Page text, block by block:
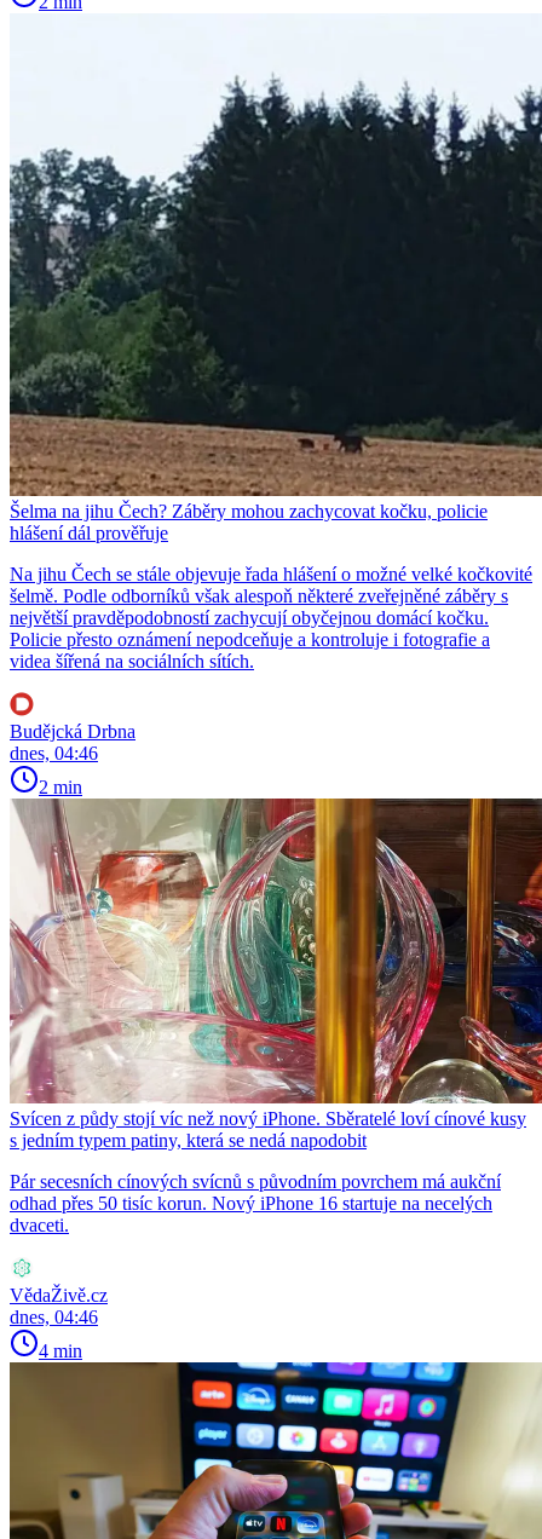
Šelma na jihu Čech? Záběry mohou zachycovat kočku, policie
hlášení dál prověřuje
Na jihu Čech se stále objevuje řada hlášení o možné velké kočkovité
šelmě. Podle odborníků však alespoň některé zveřejněné záběry s
největší pravděpodobností zachycují obyčejnou domácí kočku.
Policie přesto oznámení nepodceňuje a kontroluje i fotografie a
videa šířená na sociálních sítích.
Budějcká Drbna
dnes, 04:46
2 min
Svícen z půdy stojí víc než nový iPhone. Sběratelé loví cínové kusy
s jedním typem patiny, která se nedá napodobit
Pár secesních cínových svícnů s původním povrchem má aukční
odhad přes 50 tisíc korun. Nový iPhone 16 startuje na necelých
dvaceti.
VědaŽivě.cz
dnes, 04:46
4 min